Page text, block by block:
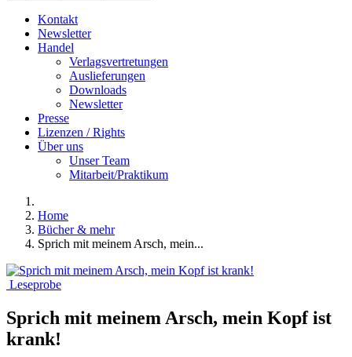
Kontakt
Newsletter
Handel
Verlagsvertretungen
Auslieferungen
Downloads
Newsletter
Presse
Lizenzen / Rights
Über uns
Unser Team
Mitarbeit/Praktikum
Home
Bücher & mehr
Sprich mit meinem Arsch, mein...
Leseprobe
Sprich mit meinem Arsch, mein Kopf ist
krank!